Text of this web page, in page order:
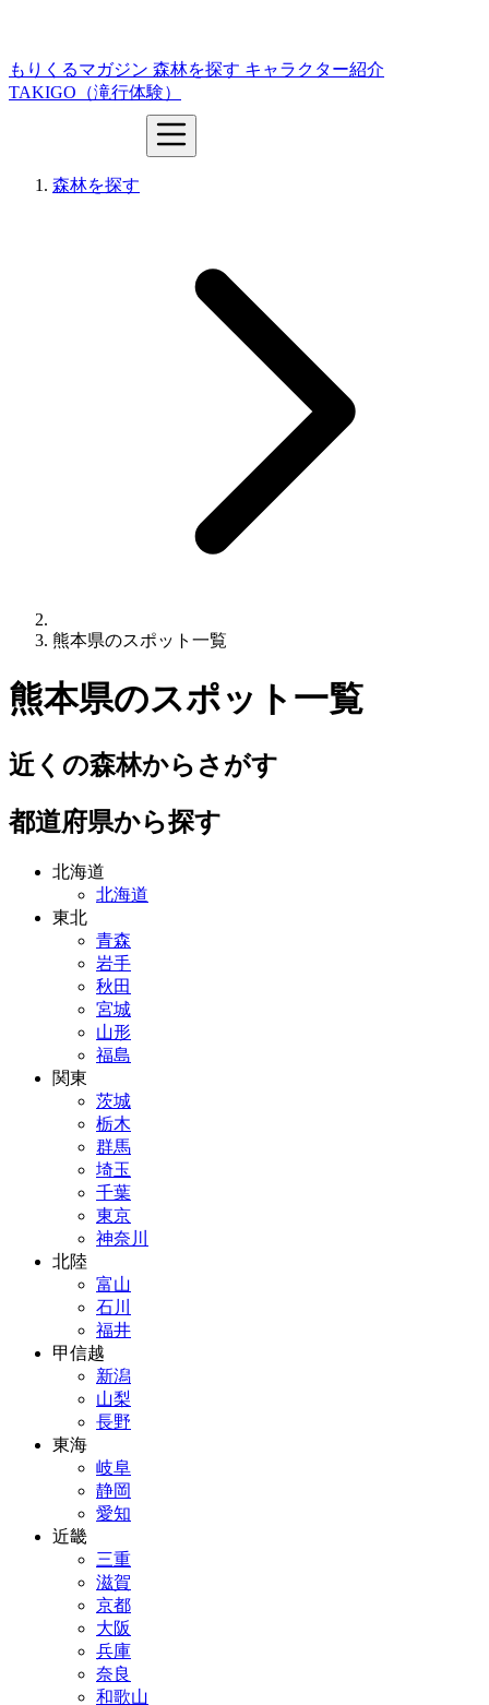
もりくるマガジン 森林を探す キャラクター紹介
TAKIGO（滝行体験）
森林を探す
熊本県のスポット一覧
熊本県のスポット一覧
近くの森林からさがす
都道府県から探す
北海道
北海道
東北
青森
岩手
秋田
宮城
山形
福島
関東
茨城
栃木
群馬
埼玉
千葉
東京
神奈川
北陸
富山
石川
福井
甲信越
新潟
山梨
長野
東海
岐阜
静岡
愛知
近畿
三重
滋賀
京都
大阪
兵庫
奈良
和歌山